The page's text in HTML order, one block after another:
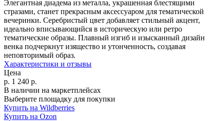
Элегантная диадема из металла, украшенная блестящими
стразами, станет прекрасным аксессуаром для тематической
вечеринки. Серебристый цвет добавляет стильный акцент,
идеально вписывающийся в историческую или ретро
тематические образы. Плавный изгиб и изысканный дизайн
венка подчеркнут изящество и утонченность, создавая
неповторимый образ.
Характеристики и отзывы
Цена
р. 1 240 р.
В наличии на маркетплейсах
Выберите площадку для покупки
Купить на Wildberries
Купить на Ozon